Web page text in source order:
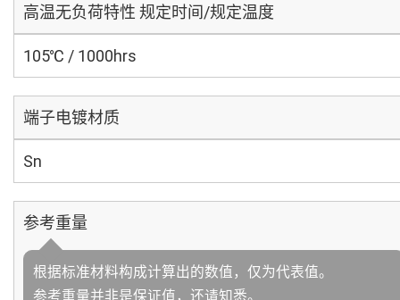
高温无负荷特性 规定时间/规定温度
105℃ / 1000hrs
端子电镀材质
Sn
参考重量
根据标准材料构成计算出的数值，仅为代表值。
参考重量并非是保证值，还请知悉。